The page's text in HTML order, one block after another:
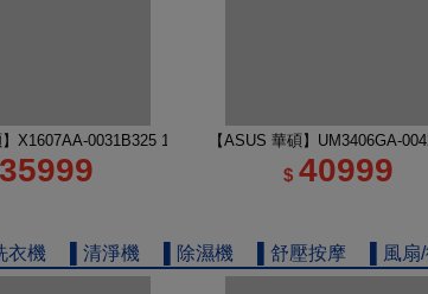
】X1607AA-0031B325 16吋 U5 輕薄AI筆電
35999
【ASUS 華碩】UM3406GA-
$ 40999
衣機 ▌清淨機 ▌除濕機 ▌舒壓按摩 ▌風